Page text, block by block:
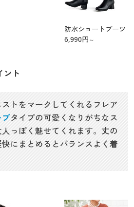
防水ショートブーツ
6,990円～
ント
トをマークしてくれるフレア
ブタイプの可愛くなりがちなス
っぽく魅せてくれます。丈の
にまとめるとバランスよく着